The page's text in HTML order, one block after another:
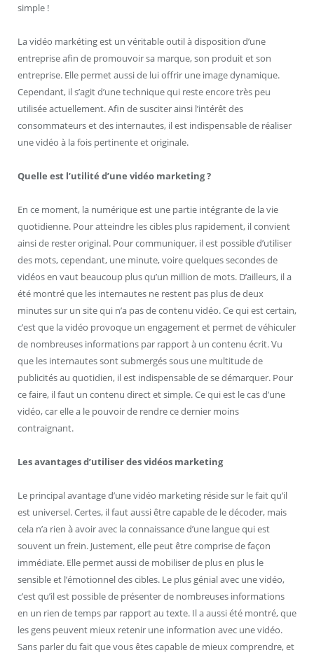
simple !
La vidéo markéting est un véritable outil à disposition d’une
entreprise afin de promouvoir sa marque, son produit et son
entreprise. Elle permet aussi de lui offrir une image dynamique.
Cependant, il s’agit d’une technique qui reste encore très peu
utilisée actuellement. Afin de susciter ainsi l’intérêt des
consommateurs et des internautes, il est indispensable de réaliser
une vidéo à la fois pertinente et originale.
Quelle est l’utilité d’une vidéo marketing ?
En ce moment, la numérique est une partie intégrante de la vie
quotidienne. Pour atteindre les cibles plus rapidement, il convient
ainsi de rester original. Pour communiquer, il est possible d’utiliser
des mots, cependant, une minute, voire quelques secondes de
vidéos en vaut beaucoup plus qu’un million de mots. D’ailleurs, il a
été montré que les internautes ne restent pas plus de deux
minutes sur un site qui n’a pas de contenu vidéo. Ce qui est certain,
c’est que la vidéo provoque un engagement et permet de véhiculer
de nombreuses informations par rapport à un contenu écrit. Vu
que les internautes sont submergés sous une multitude de
publicités au quotidien, il est indispensable de se démarquer. Pour
ce faire, il faut un contenu direct et simple. Ce qui est le cas d’une
vidéo, car elle a le pouvoir de rendre ce dernier moins
contraignant.
Les avantages d’utiliser des vidéos marketing
Le principal avantage d’une vidéo marketing réside sur le fait qu’il
est universel. Certes, il faut aussi être capable de le décoder, mais
cela n’a rien à avoir avec la connaissance d’une langue qui est
souvent un frein. Justement, elle peut être comprise de façon
immédiate. Elle permet aussi de mobiliser de plus en plus le
sensible et l’émotionnel des cibles. Le plus génial avec une vidéo,
c’est qu’il est possible de présenter de nombreuses informations
en un rien de temps par rapport au texte. Il a aussi été montré, que
les gens peuvent mieux retenir une information avec une vidéo.
Sans parler du fait que vous êtes capable de mieux comprendre, et